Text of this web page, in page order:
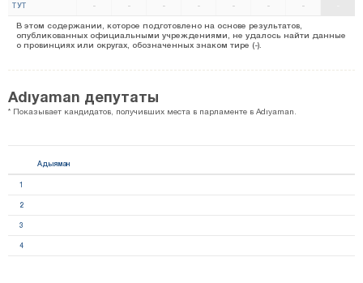
ТУТ - - - - - - -
В этом содержании, которое подготовлено на основе результатов,
опубликованных официальными учреждениями, не удалось найти данные
о провинциях или округах, обозначенных знаком тире (-).
Adıyaman депутаты
* Показывает кандидатов, получивших места в парламенте в Adıyaman.
Адыяман
1
2
3
4